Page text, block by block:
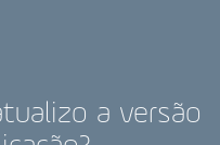
a versão